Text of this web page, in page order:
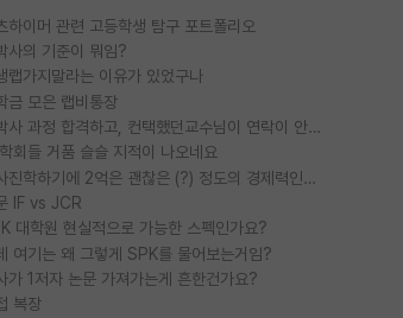
하이머 관련 고등학생 탐구 포트폴리오
사의 기준이 뭐임?
랩가지말라는 이유가 있었구나
금 모은 랩비통장
석박사 과정 합격하고, 컨택했던교수님이 연락이 안됩니다...
회들 거품 슬슬 지적이 나오네요
박사진학하기에 2억은 괜찮은 (?) 정도의 경제력인가요
IF vs JCR
대학원 현실적으로 가능한 스펙인가요?
여기는 왜 그렇게 SPK를 물어보는거임?
가 1저자 논문 가져가는게 흔한건가요?
복장